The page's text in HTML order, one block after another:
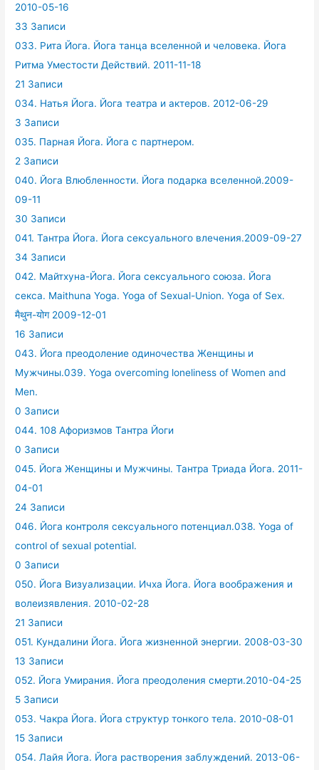
2010-05-16
33 Записи
033. Рита Йога. Йога танца вселенной и человека. Йога
Ритма Уместости Действий. 2011-11-18
21 Записи
034. Натья Йога. Йога театра и актеров. 2012-06-29
3 Записи
035. Парная Йога. Йога с партнером.
2 Записи
040. Йога Влюбленности. Йога подарка вселенной.2009-
09-11
30 Записи
041. Тантра Йога. Йога сексуального влечения.2009-09-27
34 Записи
042. Майтхуна-Йога. Йога сексуального союза. Йога
секса. Maithuna Yoga. Yoga of Sexual-Union. Yoga of Sex.
मैथुन-योग 2009-12-01
16 Записи
043. Йога преодоление одиночества Женщины и
Мужчины.039. Yoga overcoming loneliness of Women and
Men.
0 Записи
044. 108 Афоризмов Тантра Йоги
0 Записи
045. Йога Женщины и Мужчины. Тантра Триада Йога. 2011-
04-01
24 Записи
046. Йога контроля сексуального потенциал.038. Yoga of
control of sexual potential.
0 Записи
050. Йога Визуализации. Ичха Йога. Йога воображения и
волеизявления. 2010-02-28
21 Записи
051. Кундалини Йога. Йога жизненной энергии. 2008-03-30
13 Записи
052. Йога Умирания. Йога преодоления смерти.2010-04-25
5 Записи
053. Чакра Йога. Йога структур тонкого тела. 2010-08-01
15 Записи
054. Лайя Йога. Йога растворения заблуждений. 2013-06-